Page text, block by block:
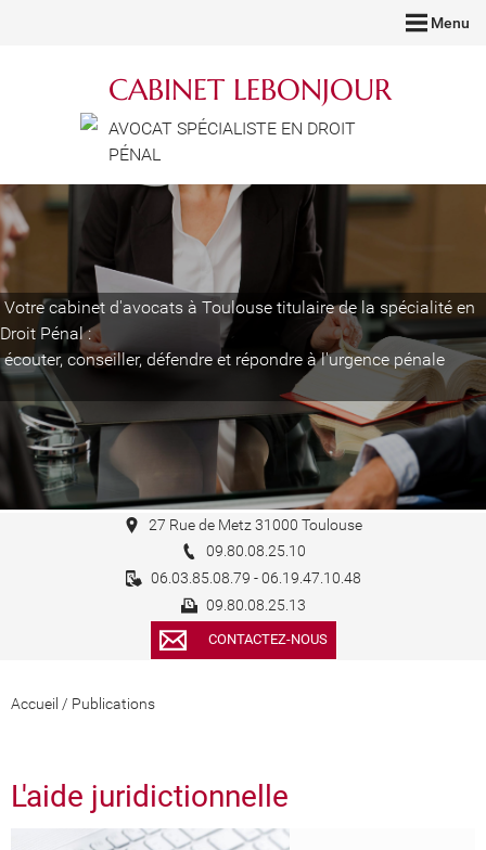
Menu
CABINET LEBONJOUR
AVOCAT SPÉCIALISTE EN DROIT
PÉNAL
Votre cabinet d'avocats à Toulouse titulaire de la spécialité en
Droit Pénal :
écouter, conseiller, défendre et répondre à l'urgence pénale
27 Rue de Metz 31000 Toulouse
09.80.08.25.10
06.03.85.08.79 - 06.19.47.10.48
09.80.08.25.13
CONTACTEZ-NOUS
Accueil / Publications
L'aide juridictionnelle